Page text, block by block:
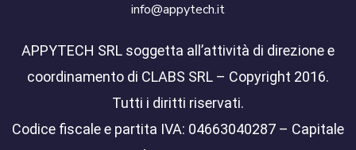
info@appytech.it
APPYTECH SRL soggetta all’attività di direzione e
coordinamento di CLABS SRL – Copyright 2016.
Tutti i diritti riservati.
Codice fiscale e partita IVA: 04663040287 – Capitale